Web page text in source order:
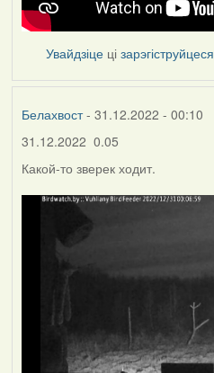
Увайдзіце цізарэгіструйцеся
Белахвост- 31.12.2022 - 00:10
31.12.2022 0.05
Какой-то зверек ходит.